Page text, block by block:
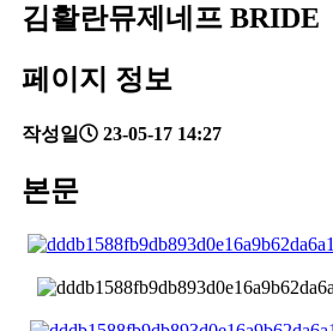
김활란뮤제네프 BRIDE
페이지 정보
작성일 23-05-17 14:27
본문